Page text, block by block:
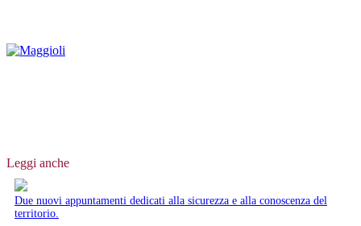
Leggi anche
Due nuovi appuntamenti dedicati alla sicurezza e alla conoscenza del
territorio.